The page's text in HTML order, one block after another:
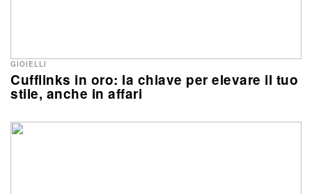
Cufflinks in oro: la chiave per elevare il tuo
stile, anche in affari
GIOIELLI